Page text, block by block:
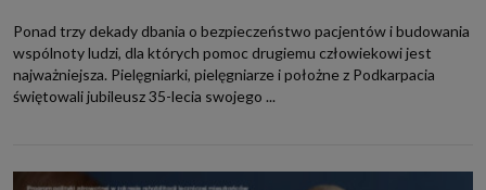
Ponad trzy dekady dbania o bezpieczeństwo pacjentów i budowania
wspólnoty ludzi, dla których pomoc drugiemu człowiekowi jest
najważniejsza. Pielęgniarki, pielęgniarze i położne z Podkarpacia
świętowali jubileusz 35-lecia swojego ...